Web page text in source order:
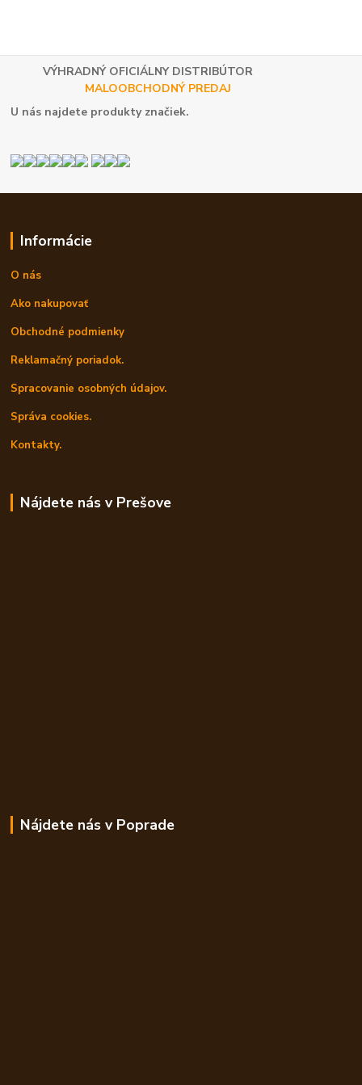
VÝHRADNÝ OFICIÁLNY DISTRIBÚTOR
MALOOBCHODNÝ PREDAJ
U nás najdete produkty značiek.
Informácie
O nás
Ako nakupovať
Obchodné podmienky
Reklamačný poriadok.
Spracovanie osobných údajov.
Správa cookies.
Kontakty.
Nájdete nás v Prešove
Nájdete nás v Poprade